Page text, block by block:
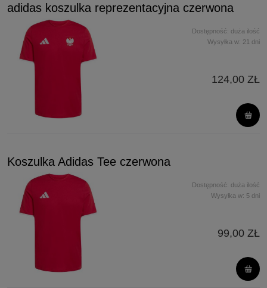
adidas koszulka reprezentacyjna czerwona
Dostępność: duża ilość
Wysyłka w: 21 dni
124,00 ZŁ
Koszulka Adidas Tee czerwona
Dostępność: duża ilość
Wysyłka w: 5 dni
99,00 ZŁ